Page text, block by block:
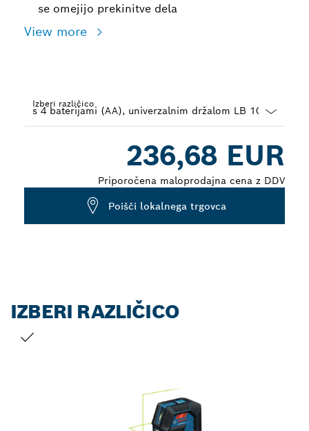
se omejijo prekinitve dela
View more
Izberi različico
236,68 EUR
Priporočena maloprodajna cena z DDV
Poišči lokalnega trgovca
IZBERI RAZLIČICO